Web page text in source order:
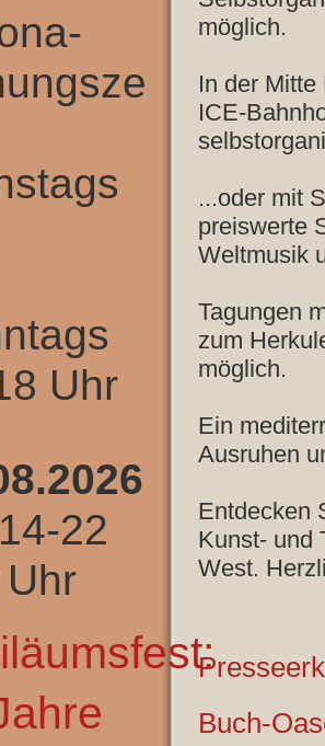
möglich.
In der
ICE-
...oder mit
preiswerte
Weltmusik
Tagungen
zum
möglich.
Ein
Ausruhen
Entdecken
Kunst- und
West.
Buch-
Uhr
22